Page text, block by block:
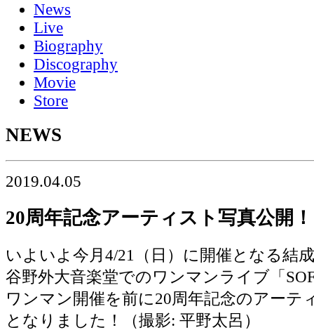
News
Live
Biography
Discography
Movie
Store
NEWS
2019.04.05
20周年記念アーティスト写真公開！
いよいよ今月4/21（日）に開催となる結
谷野外大音楽堂でのワンマンライブ「
ワンマン開催を前に20周年記念のアーテ
となりました！（撮影: 平野太呂）